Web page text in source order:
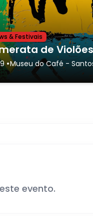
& Festivais
•Museu do Café -
evento.